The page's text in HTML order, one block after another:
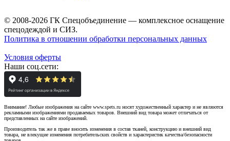
© 2008-2026 ГК Спецобъединение — комплексное оснащение
спецодеждой и СИЗ.
Политика в отношении обработки персональных данных
Условия оферты
Наши соц.сети:
Внимание! Любые изображения на сайте www.spets.ru носят художественный характер и не являются
рекламными изображениями продаваемых товаров. Внешний вид товара может отличаться от
представленных на сайте изображений.
Производитель так же в праве вносить изменения в состав тканей, конструкцию и внешний вид
товара, не влекущие изменения потребительских свойств и характеристик качества/безопасности